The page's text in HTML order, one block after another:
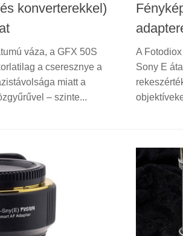
konverterekkel)
váza, a GFX 50S
a cseresznye a
miatt a
– szinte...
A
Sony E